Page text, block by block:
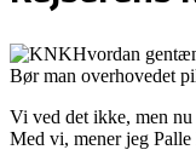
Hvordan
Bør man overhovedet
Vi ved det ikke, men
Med vi, mener jeg